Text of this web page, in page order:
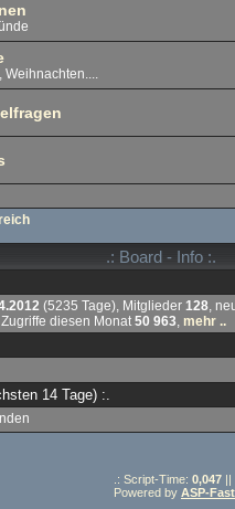
Weihnachten....
.: Board - Info :.
(5235 Tage), Mitglieder 128,
Zugriffe diesen Monat50 963, mehr ..
14 Tage) :.
.: Script-Time: 0,047 ||
Powered by ASP-